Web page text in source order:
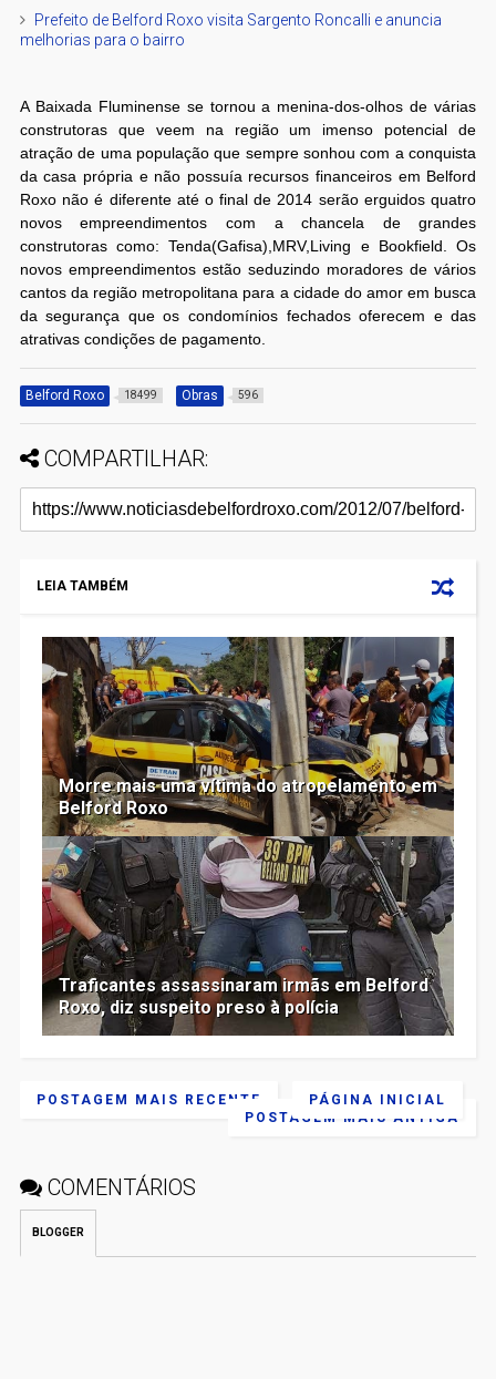
Prefeito de Belford Roxo visita Sargento Roncalli e anuncia
melhorias para o bairro
A Baixada Fluminense se tornou a menina-dos-olhos de várias
construtoras que veem na região um imenso potencial de
atração de uma população que sempre sonhou com a conquista
da casa própria e não possuía recursos financeiros em Belford
Roxo não é diferente até o final de 2014 serão erguidos quatro
novos empreendimentos com a chancela de grandes
construtoras como: Tenda(Gafisa),MRV,Living e Bookfield. Os
novos empreendimentos estão seduzindo moradores de vários
cantos da região metropolitana para a cidade do amor em busca
da segurança que os condomínios fechados oferecem e das
atrativas condições de pagamento.
Belford Roxo 18499 Obras 596
COMPARTILHAR:
LEIA TAMBÉM
Morre mais uma vítima do atropelamento em
Belford Roxo
Traficantes assassinaram irmãs em Belford
Roxo, diz suspeito preso à polícia
POSTAGEM MAIS RECENTE
POSTAGEM MAIS ANTIGA
PÁGINA INICIAL
COMENTÁRIOS
BLOGGER